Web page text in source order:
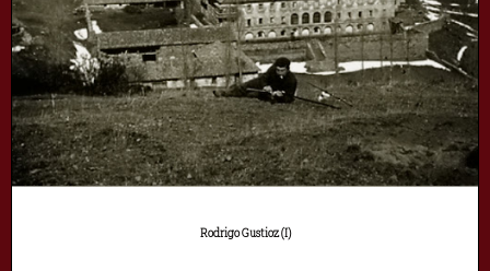
Rodrigo Gustioz (I)